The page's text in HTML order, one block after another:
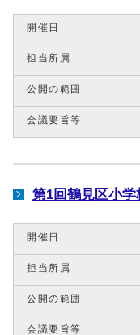
開催日
担当所属
公開の範囲
会議要旨等
第1回鶴見区小
開催日
担当所属
公開の範囲
会議要旨等